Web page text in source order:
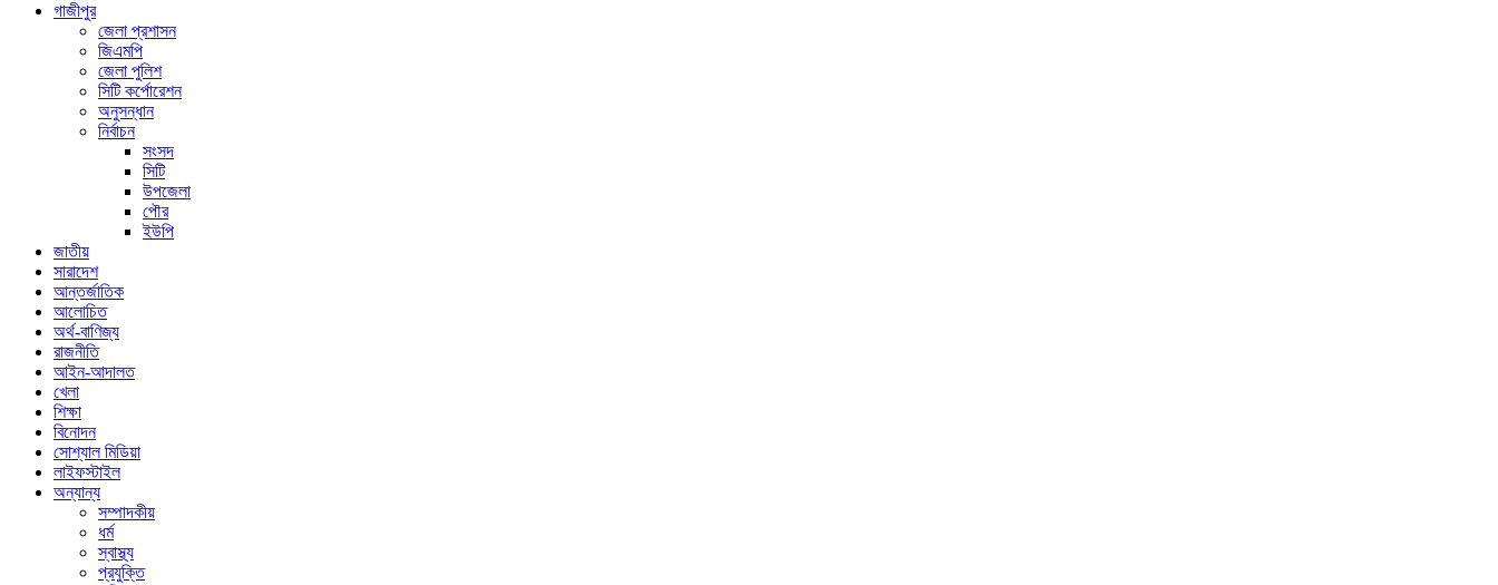
গাজীপুর
জেলা প্রশাসন
জিএমপি
জেলা পুলিশ
সিটি কর্পোরেশন
অনুসন্ধান
নির্বাচন
সংসদ
সিটি
উপজেলা
পৌর
ইউপি
জাতীয়
সারাদেশ
আন্তর্জাতিক
আলোচিত
অর্থ-বাণিজ্য
রাজনীতি
আইন-আদালত
খেলা
শিক্ষা
বিনোদন
সোশ্যাল মিডিয়া
লাইফস্টাইল
অন্যান্য
সম্পাদকীয়
ধর্ম
স্বাস্থ্য
প্রযুক্তি